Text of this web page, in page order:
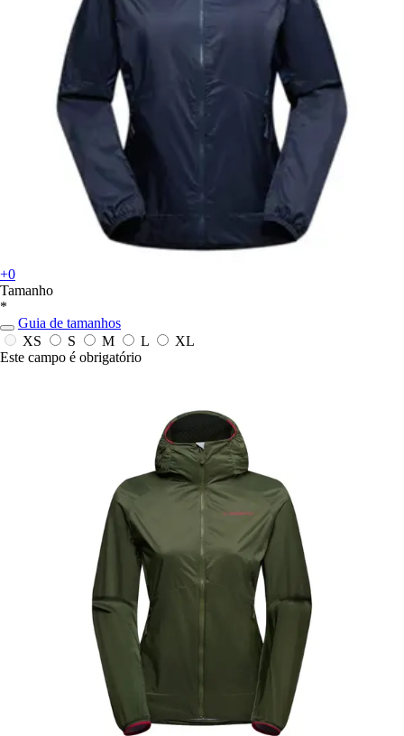
+0
Tamanho
*
Guia de tamanhos
XS
S M L
XL
Este campo é obrigatório